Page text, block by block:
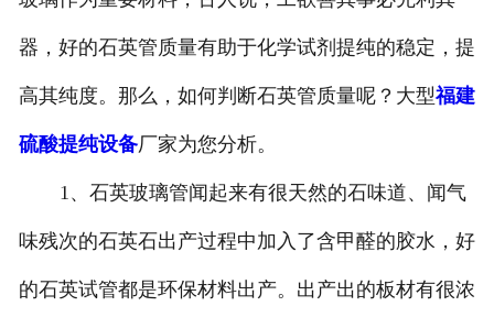
器，好的石英管质量有助于化学试剂提纯的稳定，提
高其纯度。那么，如何判断石英管质量呢？大型福建
硫酸提纯设备厂家为您分析。
1、石英玻璃管闻起来有很天然的石味道、闻气
味残次的石英石出产过程中加入了含甲醛的胶水，好
的石英试管都是环保材料出产。出产出的板材有很浓